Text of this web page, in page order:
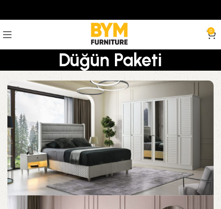
0
Düğün Paketi